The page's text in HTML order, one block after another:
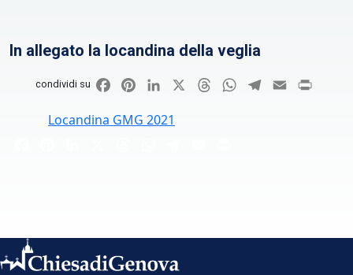
In allegato la locandina della veglia
condividi su FacebookPinterestLinkedIn ThreadsWhatsApp
Telegram
Email
Locandina GMG 2021